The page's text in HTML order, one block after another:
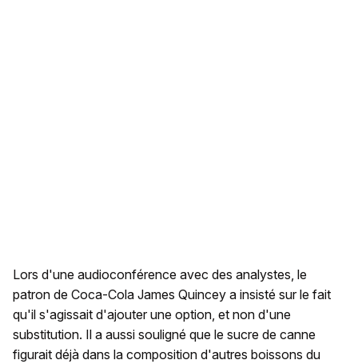
Lors d'une audioconférence avec des analystes, le
patron de Coca-Cola James Quincey a insisté sur le fait
qu'il s'agissait d'ajouter une option, et non d'une
substitution. Il a aussi souligné que le sucre de canne
figurait déjà dans la composition d'autres boissons du